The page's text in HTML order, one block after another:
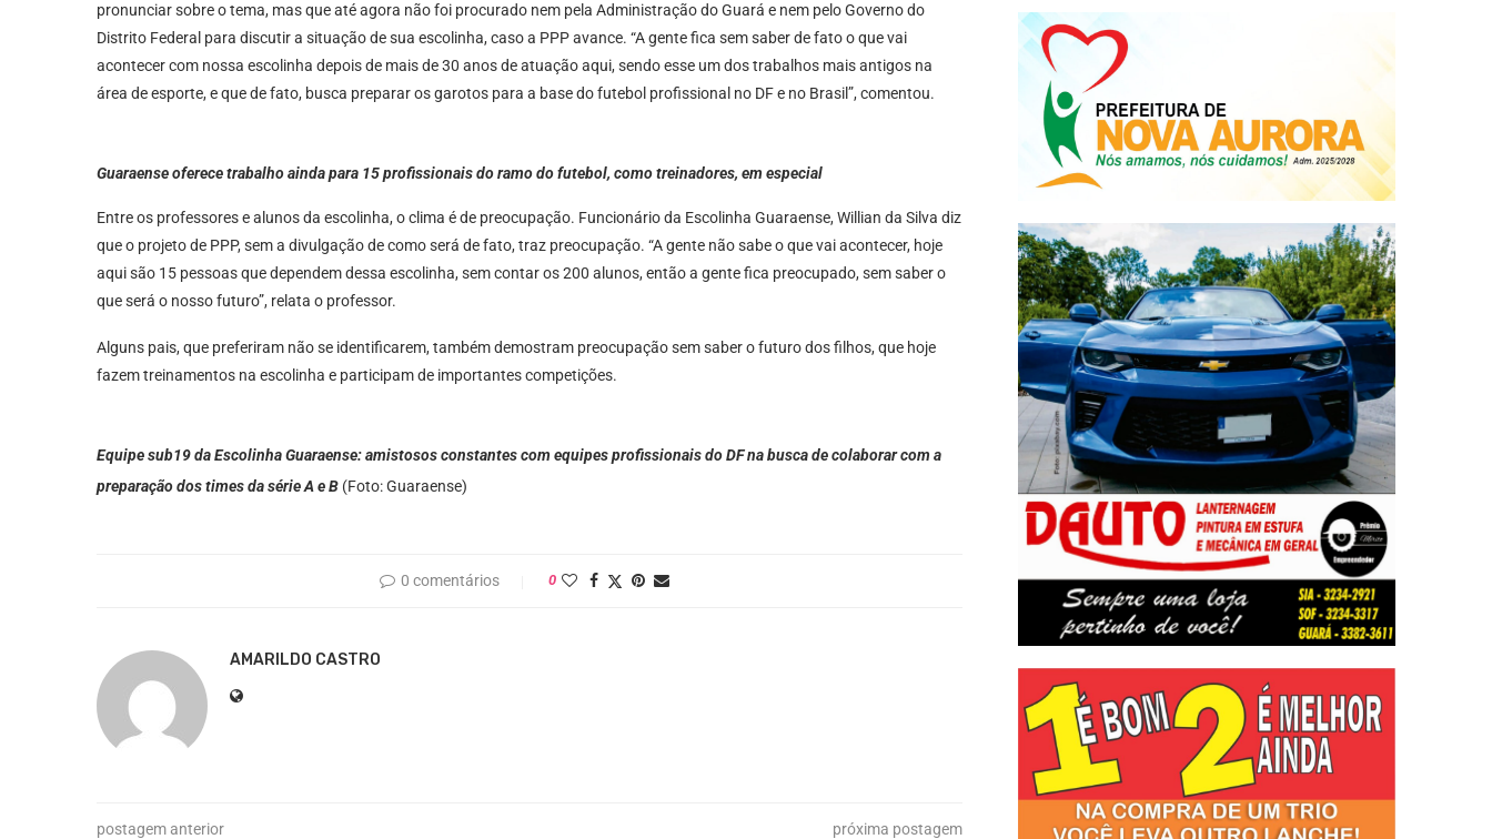
pronunciar sobre o tema, mas que até agora não foi procurado nem pela Administração do Guará e nem pelo Governo do
Distrito Federal para discutir a situação de sua escolinha, caso a PPP avance. “A gente fica sem saber de fato o que vai
acontecer com nossa escolinha depois de mais de 30 anos de atuação aqui, sendo esse um dos trabalhos mais antigos na
área de esporte, e que de fato, busca preparar os garotos para a base do futebol profissional no DF e no Brasil”, comentou.
Guaraense oferece trabalho ainda para 15 profissionais do ramo do futebol, como treinadores, em especial
Entre os professores e alunos da escolinha, o clima é de preocupação. Funcionário da Escolinha Guaraense, Willian da Silva diz
que o projeto de PPP, sem a divulgação de como será de fato, traz preocupação. “A gente não sabe o que vai acontecer, hoje
aqui são 15 pessoas que dependem dessa escolinha, sem contar os 200 alunos, então a gente fica preocupado, sem saber o
que será o nosso futuro”, relata o professor.
Alguns pais, que preferiram não se identificarem, também demostram preocupação sem saber o futuro dos filhos, que hoje
fazem treinamentos na escolinha e participam de importantes competições.
Equipe sub19 da Escolinha Guaraense: amistosos constantes com equipes profissionais do DFna busca de colaborar com a
preparação dos times da série A e B (Foto: Guaraense)
0 comentários 0
AMARILDO CASTRO
postagem anterior próxima postagem